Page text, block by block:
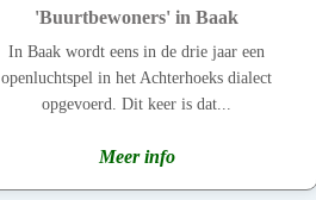
'Buurtbewoners' in Baak
In Baak wordt eens in de drie jaar een
openluchtspel in het Achterhoeks dialect
opgevoerd. Dit keer is dat...
Meer info